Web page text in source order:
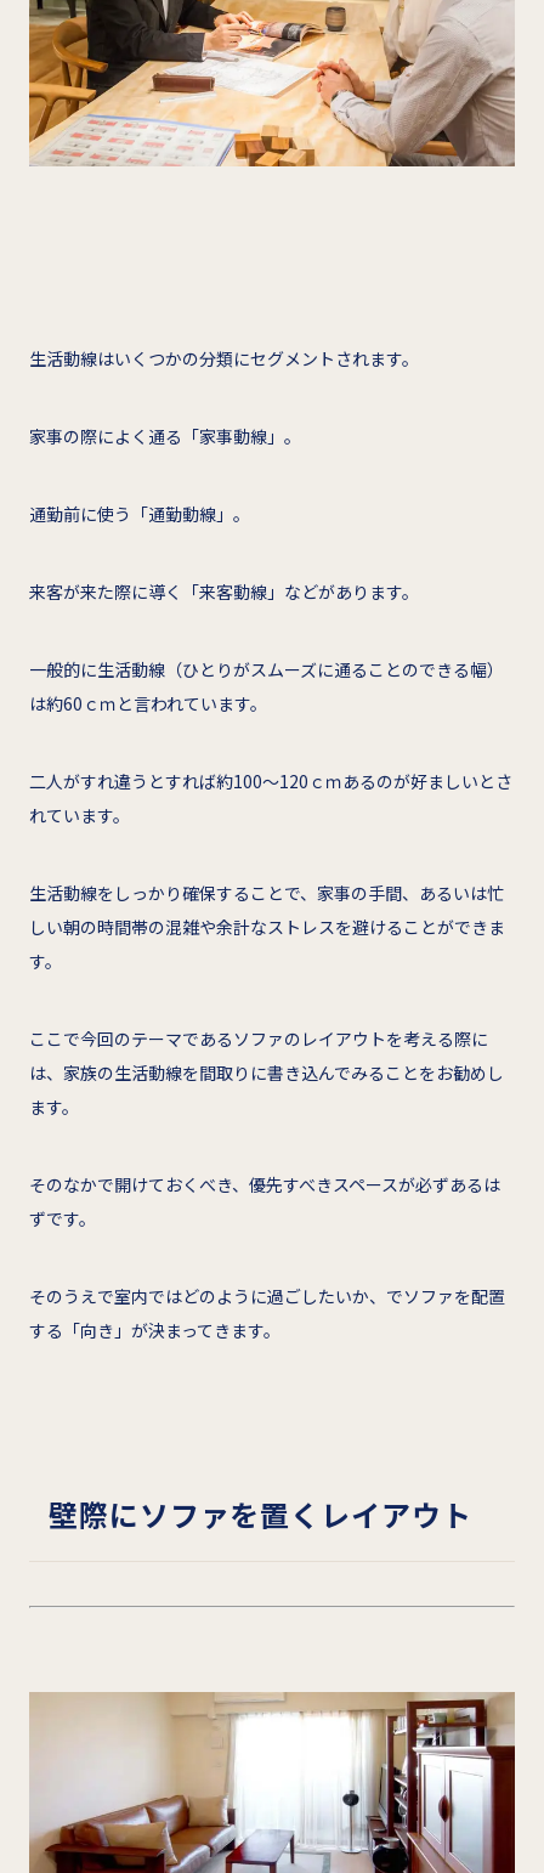
生活動線はいくつかの分類にセグメントされます。
家事の際によく通る「家事動線」。
通勤前に使う「通勤動線」。
来客が来た際に導く「来客動線」などがあります。
一般的に生活動線（ひとりがスムーズに通ることのできる幅）
は約60ｃｍと言われています。
二人がすれ違うとすれば約100～120ｃｍあるのが好ましいとさ
れています。
生活動線をしっかり確保することで、家事の手間、あるいは忙
しい朝の時間帯の混雑や余計なストレスを避けることができま
す。
ここで今回のテーマであるソファのレイアウトを考える際に
は、家族の生活動線を間取りに書き込んでみることをお勧めし
ます。
そのなかで開けておくべき、優先すべきスペースが必ずあるは
ずです。
そのうえで室内ではどのように過ごしたいか、でソファを配置
する「向き」が決まってきます。
壁際にソファを置くレイアウト